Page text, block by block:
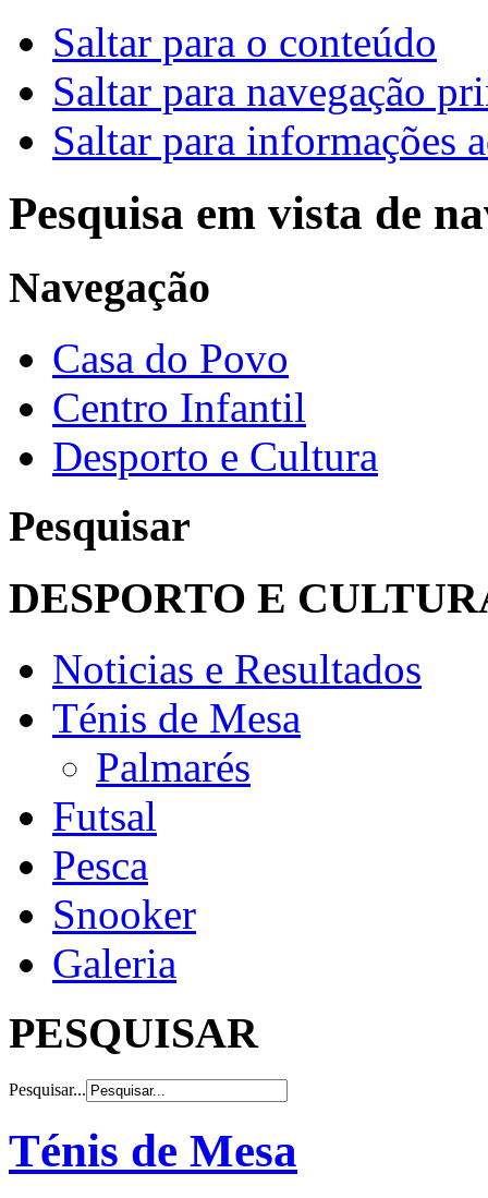
Saltar para o conteúdo
Saltar para navegação
Saltar para informações
Pesquisa em vista de
Navegação
Casa do Povo
Centro Infantil
Desporto e Cultura
Pesquisar
DESPORTO E
Noticias e Resultados
Ténis de Mesa
Palmarés
Futsal
Pesca
Snooker
Galeria
PESQUISAR
Pesquisar...
Ténis de Mesa